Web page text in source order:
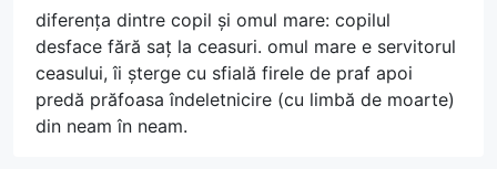
diferența dintre copil și omul mare: copilul
desface fără saț la ceasuri. omul mare e servitorul
ceasului, îi șterge cu sfială firele de praf apoi
predă prăfoasa îndeletnicire (cu limbă de moarte)
din neam în neam.